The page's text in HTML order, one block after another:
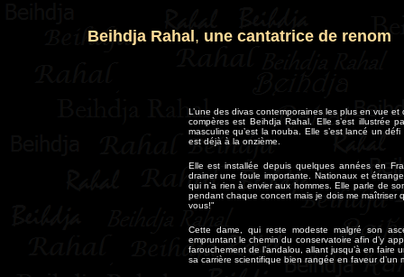
Beihdja Rahal , une cantatrice de renom
L’une des divas contemporaines les plus en vue
compères est Beihdja Rahal. Elle s’est
masculine qu’est la nouba. Elle s’est lancé un
est déjà à la onzième.
Elle est installée depuis quelques années en
drainer une foule importante. Nationaux et
qui n’a rien à envier aux hommes. Elle parle de
pendant chaque concert mais je dois me maîtriser
vous!"
Cette dame, qui reste modeste malgré son
empruntant le chemin du conservatoire afin d’y
farouchement de l’andalou, allant jusqu’à en
sa carrière scientifique bien rangée en faveur d’un